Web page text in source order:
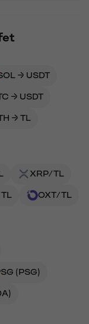
→ USDT
→ USDT
→ TL
XRP/TL
OXT/TL
(PSG)